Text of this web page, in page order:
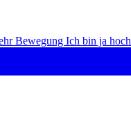
Bewegung Ich bin ja